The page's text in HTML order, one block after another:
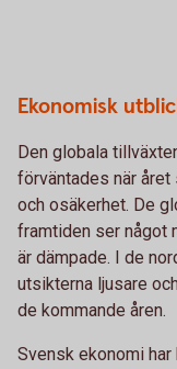
Ekonomisk
Den globala
förväntades när året
och osäkerhet. De
framtiden ser något
är dämpade. I de
utsikterna ljusare
de kommande åren.
Svensk ekonomi